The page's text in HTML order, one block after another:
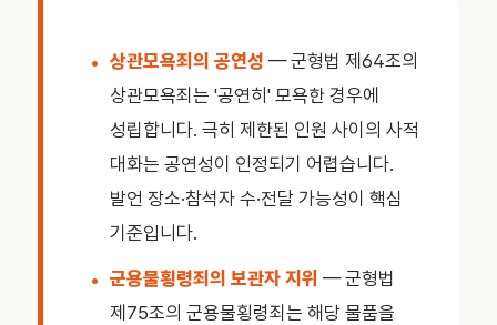
상관모욕죄의 공연성 — 군형법 제64조의
상관모욕죄는 '공연히' 모욕한 경우에
성립합니다. 극히 제한된 인원 사이의 사적
대화는 공연성이 인정되기 어렵습니다.
발언 장소·참석자 수·전달 가능성이 핵심
기준입니다.
군용물횡령죄의 보관자 지위 — 군형법
제75조의 군용물횡령죄는 해당 물품을